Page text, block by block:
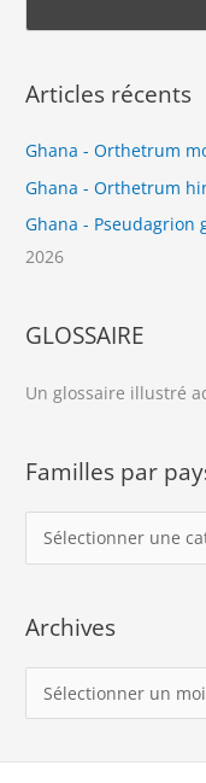
Articles récents
Ghana - Orthetrum
Ghana - Orthetrum
Ghana - Pseudagrion
2026
GLOSSAIRE
Un glossaire illustré
Familles par
a
i
e
Archives
r